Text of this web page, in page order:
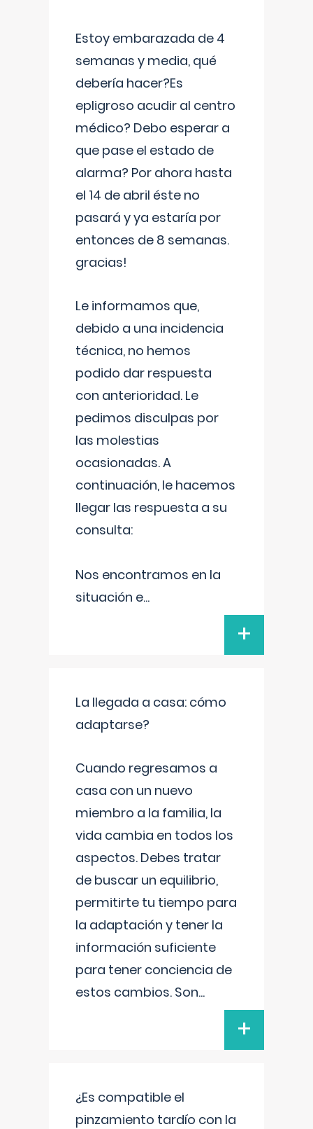
Estoy embarazada de 4
semanas y media, qué
debería hacer?Es
epligroso acudir al centro
médico? Debo esperar a
que pase el estado de
alarma? Por ahora hasta
el 14 de abril éste no
pasará y ya estaría por
entonces de 8 semanas.
gracias!
Le informamos que,
debido a una incidencia
técnica, no hemos
podido dar respuesta
con anterioridad. Le
pedimos disculpas por
las molestias
ocasionadas. A
continuación, le hacemos
llegar las respuesta a su
consulta:
Nos encontramos en la
situación e...
+
La llegada a casa: cómo
adaptarse?
Cuando regresamos a
casa con un nuevo
miembro a la familia, la
vida cambia en todos los
aspectos. Debes tratar
de buscar un equilibrio,
permitirte tu tiempo para
la adaptación y tener la
información suficiente
para tener conciencia de
estos cambios. Son...
+
¿Es compatible el
pinzamiento tardío con la